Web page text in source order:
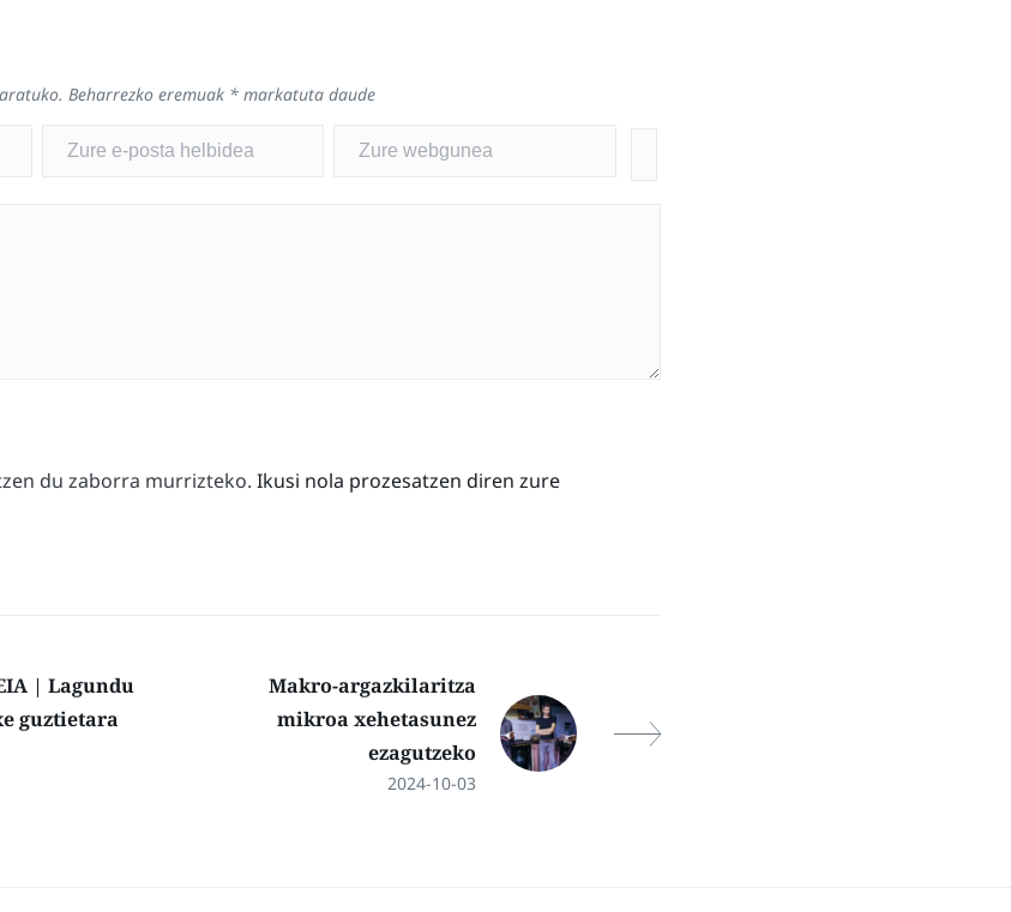
Beharrezko eremuak * markatuta daude
du zaborra murrizteko. Ikusi nola prozesatzen diren zure
| Lagundu
guztietara
Makro-argazkilaritza
mikroa xehetasunez
ezagutzeko
2024-10-03